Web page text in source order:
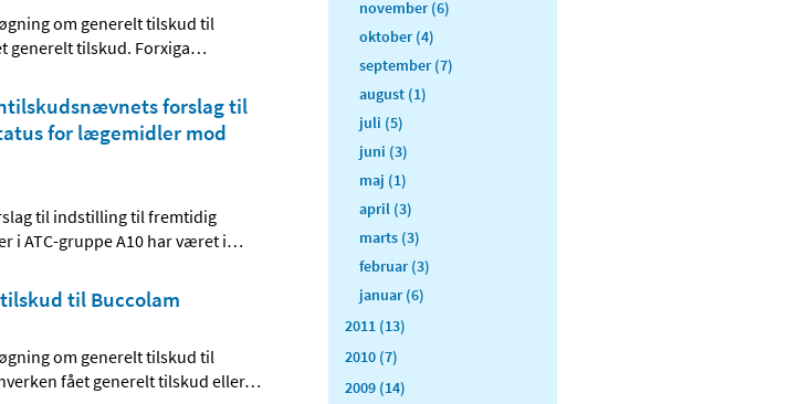
om generelt tilskud til
generelt tilskud. Forxiga…
forslag til
for lægemidler mod
til indstilling til fremtidig
i ATC-gruppe A10 har været i…
til Buccolam
om generelt tilskud til
fået generelt tilskud eller…
november (6)
oktober (4)
september (7)
august (1)
juli (5)
juni (3)
maj (1)
april (3)
marts (3)
februar (3)
januar (6)
2011 (13)
2010 (7)
2009 (14)